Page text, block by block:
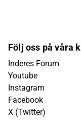
Följ oss på våra
Inderes Forum
Youtube
Instagram
Facebook
X (Twitter)